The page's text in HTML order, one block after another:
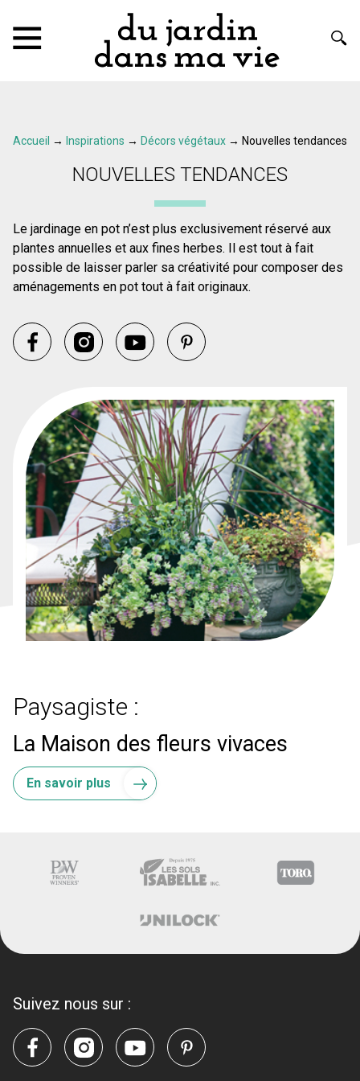
Accueil → Inspirations → Décors végétaux → Nouvelles tendances
NOUVELLES TENDANCES
Le jardinage en pot n’est plus exclusivement réservé aux
plantes annuelles et aux fines herbes. Il est tout à fait
possible de laisser parler sa créativité pour composer des
aménagements en pot tout à fait originaux.
Paysagiste :
La Maison des fleurs vivaces
En savoir plus
Suivez nous sur :